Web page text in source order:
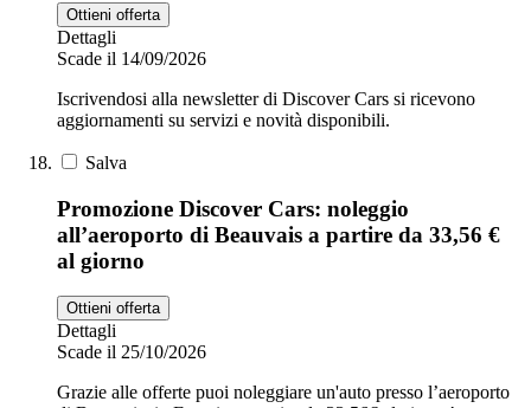
Ottieni offerta
Dettagli
Scade il 14/09/2026
Iscrivendosi alla newsletter di Discover Cars si ricevono
aggiornamenti su servizi e novità disponibili.
Salva
Promozione Discover Cars: noleggio
all’aeroporto di Beauvais a partire da 33,56 €
al giorno
Ottieni offerta
Dettagli
Scade il 25/10/2026
Grazie alle offerte puoi noleggiare un'auto presso l’aeroporto